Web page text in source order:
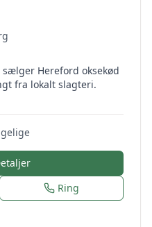
Hereford oksekød
fra lokalt slagteri.
Ring